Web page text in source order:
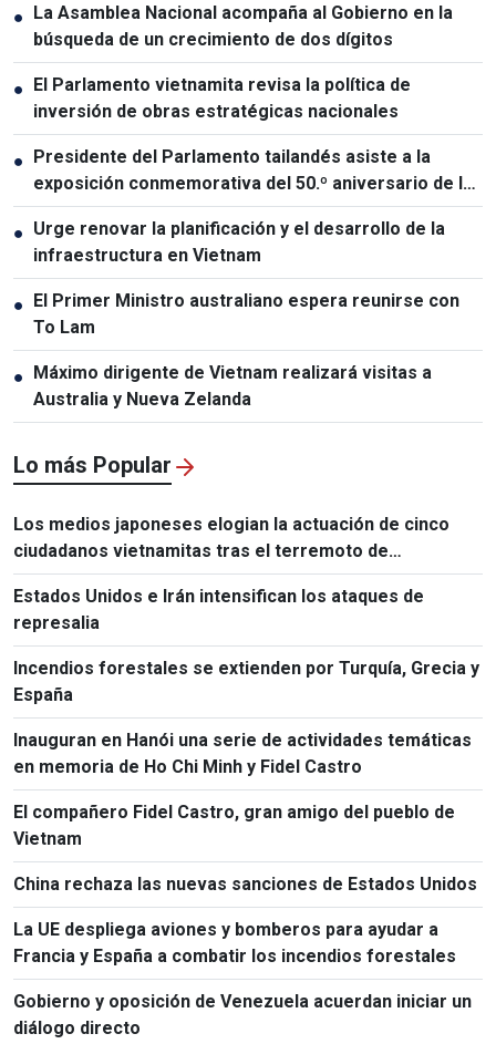
● La Asamblea Nacional acompaña al Gobierno en la
búsqueda de un crecimiento de dos dígitos
● El Parlamento vietnamita revisa la política de
inversión de obras estratégicas nacionales
● Presidente del Parlamento tailandés asiste a la
exposición conmemorativa del 50.º aniversario de las
relaciones Vietnam-Tailandia
● Urge renovar la planificación y el desarrollo de la
infraestructura en Vietnam
● El Primer Ministro australiano espera reunirse con
To Lam
● Máximo dirigente de Vietnam realizará visitas a
Australia y Nueva Zelanda
Lo más Popular
Los medios japoneses elogian la actuación de cinco
ciudadanos vietnamitas tras el terremoto de
Kumamoto
Estados Unidos e Irán intensifican los ataques de
represalia
Incendios forestales se extienden por Turquía, Grecia y
España
Inauguran en Hanói una serie de actividades temáticas
en memoria de Ho Chi Minh y Fidel Castro
El compañero Fidel Castro, gran amigo del pueblo de
Vietnam
China rechaza las nuevas sanciones de Estados Unidos
La UE despliega aviones y bomberos para ayudar a
Francia y España a combatir los incendios forestales
Gobierno y oposición de Venezuela acuerdan iniciar un
diálogo directo